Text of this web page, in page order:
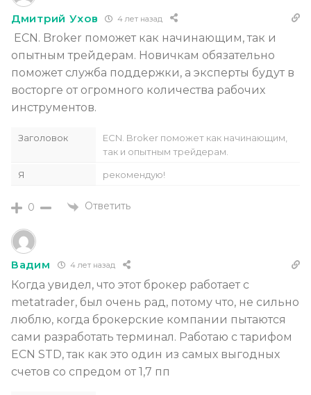
Дмитрий Ухов 4 лет назад
ECN. Broker поможет как начинающим, так и
опытным трейдерам. Новичкам обязательно
поможет служба поддержки, а эксперты будут в
восторге от огромного количества рабочих
инструментов.
Заголовок
ECN. Broker поможет как начинающим,
так и опытным трейдерам.
Я рекомендую!
0 Ответить
Вадим 4 лет назад
Когда увидел, что этот брокер работает с
metatrader, был очень рад, потому что, не сильно
люблю, когда брокерские компании пытаются
сами разработать терминал. Работаю с тарифом
ECN STD, так как это один из самых выгодных
счетов со спредом от 1,7 пп